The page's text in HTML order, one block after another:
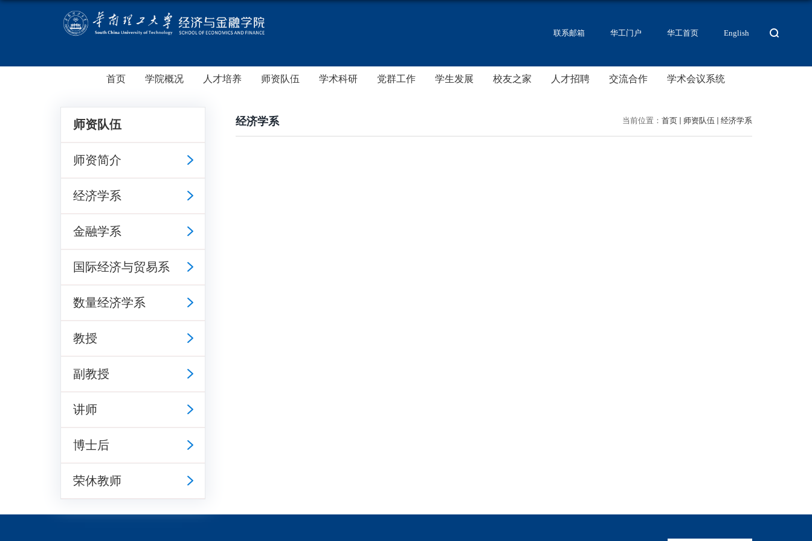
联系邮箱 华工门户 华工首页 English
首页 学院概况 人才培养 师资队伍 学术科研 党群工作 学生发展 校友之家 人才招聘 交流合作 学术会议系统
师资队伍
师资简介
经济学系
金融学系
国际经济与贸易系
数量经济学系
教授
副教授
讲师
博士后
荣休教师
当前位置： 首页 师资队伍 经济学系
经济学系